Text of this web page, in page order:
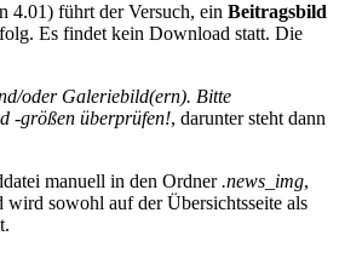
4.01) führt der Versuch, ein Beitragsbild
Es findet kein Download statt. Die
oder Galeriebild(ern). Bitte
-größen überprüfen!, darunter steht dann
manuell in den Ordner.news_img,
sowohl auf der Übersichtsseite als